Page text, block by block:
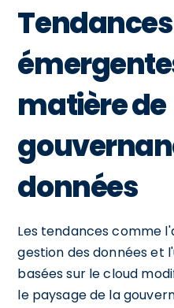
Tendances
matière de
données
Les tendances comme
gestion des données et
basées sur le cloud
le paysage de la